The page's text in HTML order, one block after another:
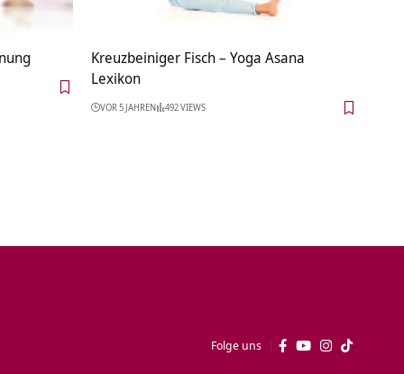
Kreuzbeiniger Fisch – Yoga Asana
Lexikon
VOR 5 JAHREN 492 VIEWS
Folge uns